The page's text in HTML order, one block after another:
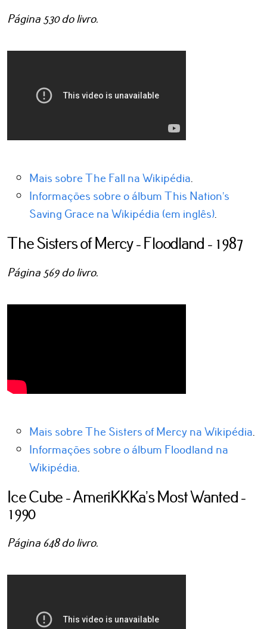
Página 530 do livro.
Mais sobre The Fall na Wikipédia
Informações sobre o álbum This Nation’s
Saving Grace na Wikipédia (em inglês)
The Sisters of Mercy - Floodland - 1987
Página 569 do livro.
Mais sobre The Sisters of Mercy na Wikipédia
Informações sobre o álbum Floodland na
Wikipédia
Ice Cube - AmeriKKKa’s Most Wanted -
1990
Página 648 do livro.